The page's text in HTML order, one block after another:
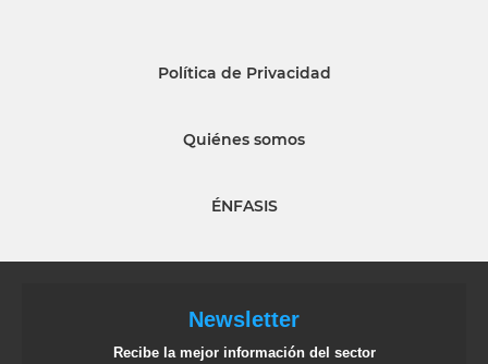
Política de Privacidad
Quiénes somos
ÉNFASIS
Newsletter
Recibe la mejor información del sector